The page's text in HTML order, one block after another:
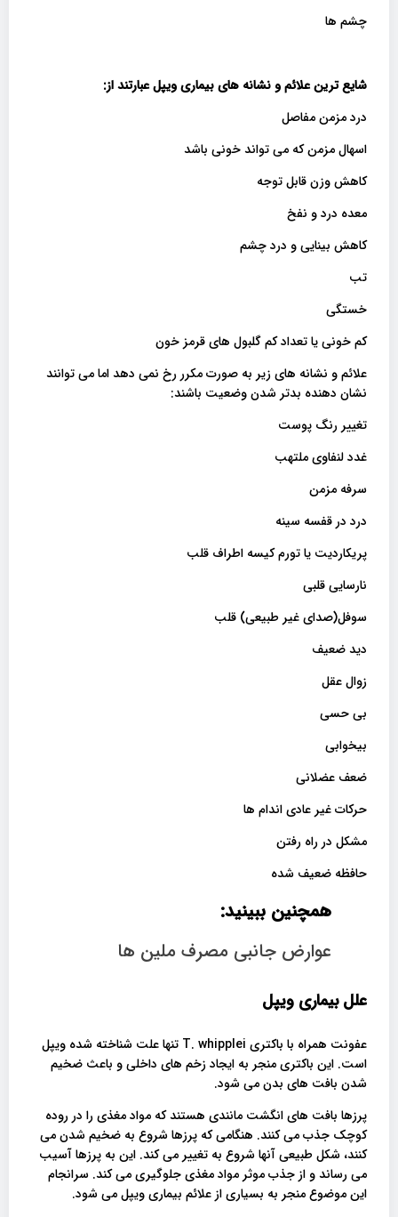
چشم ها
شایع ترین علائم و نشانه های بیماری ویپل عبارتند از:
درد مزمن مفاصل
اسهال مزمن که می تواند خونی باشد
کاهش وزن قابل توجه
معده درد و نفخ
کاهش بینایی و درد چشم
تب
خستگی
کم خونی یا تعداد کم گلبول های قرمز خون
علائم و نشانه های زیر به صورت مکرر رخ نمی دهد اما می توانند
نشان دهنده بدتر شدن وضعیت باشند:
تغییر رنگ پوست
غدد لنفاوی ملتهب
سرفه مزمن
درد در قفسه سینه
پریکاردیت یا تورم کیسه اطراف قلب
نارسایی قلبی
سوفل(صدای غیر طبیعی) قلب
دید ضعیف
زوال عقل
بی حسی
بیخوابی
ضعف عضلانی
حرکات غیر عادی اندام ها
مشکل در راه رفتن
حافظه ضعیف شده
همچنین ببینید:
عوارض جانبی مصرف ملین ها
علل بیماری ویپل
عفونت همراه با باکتری T. whipplei تنها علت شناخته شده ویپل
است. این باکتری منجر به ایجاد زخم های داخلی و باعث ضخیم
شدن بافت های بدن می شود.
پرزها بافت های انگشت مانندی هستند که مواد مغذی را در روده
کوچک جذب می کنند. هنگامی که پرزها شروع به ضخیم شدن می
کنند، شکل طبیعی آنها شروع به تغییر می کند. این به پرزها آسیب
می رساند و از جذب موثر مواد مغذی جلوگیری می کند. سرانجام
این موضوع منجر به بسیاری از علائم بیماری ویپل می شود.